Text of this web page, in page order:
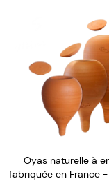
Oyas naturelle à
fabriquée en France